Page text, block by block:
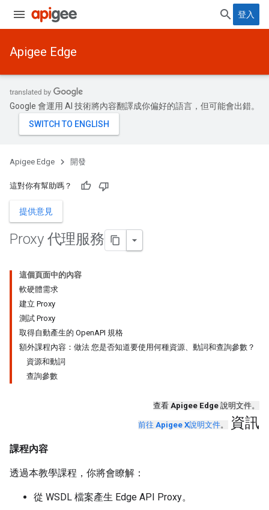
登入
Apigee Edge
Google 會運用 AI 技術將內容翻譯成你偏好的語言，但可能會出錯。
Apigee Edge 開發
這對你有幫助嗎？
提供意見
Proxy 代理服務
這個頁面中的內容
軟硬體需求
建立 Proxy
測試 Proxy
取得自動產生的 OpenAPI 規格
額外課程內容：做法 您是否知道要使用何種資源、動詞和查詢參數？
資源和動詞
查詢參數
查看 Apigee Edge 說明文件。
前往 Apigee X說明文件。 資訊
課程內容
透過本教學課程，你將會瞭解：
從 WSDL 檔案產生 Edge API Proxy。